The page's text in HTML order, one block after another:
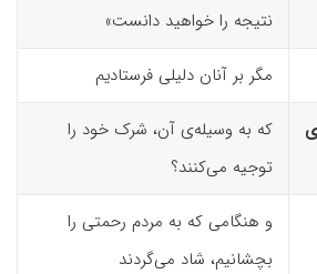
نتیجه را خواهید دانست»
مگر بر آنان دلیلی فرستادیم
که به وسیله‌ی آن، شرک خود را
توجیه می‌کنند؟
و هنگامی که به مردم رحمتی را
بچشانیم، شاد می‌گردند